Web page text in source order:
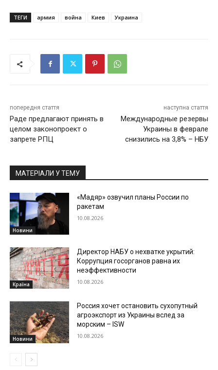
ТЕГИ армия война Киев Украина
попередня стаття
Раде предлагают принять в
целом законопроект о
запрете РПЦ
наступна стаття
Международные резервы
Украины в феврале
снизились на 3,8% – НБУ
МАТЕРІАЛИ У ТЕМУ
Новини
«Мадяр» озвучил планы России по
ракетам
10.08.2026
Країна
Директор НАБУ о нехватке укрытий:
Коррупция госорганов равна их
неэффективности
10.08.2026
Новини
Россия хочет остановить сухопутный
агроэкспорт из Украины вслед за
морским – ISW
10.08.2026